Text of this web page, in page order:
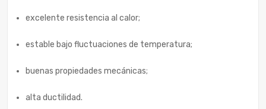
excelente resistencia al calor;
estable bajo fluctuaciones de temperatura;
buenas propiedades mecánicas;
alta ductilidad.